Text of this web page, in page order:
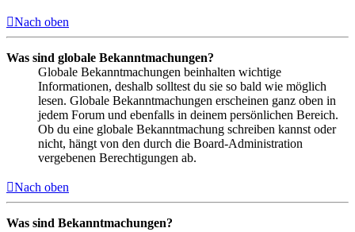
Nach oben
Was sind globale Bekanntmachungen?
Globale Bekanntmachungen beinhalten wichtige
Informationen, deshalb solltest du sie so bald wie möglich
lesen. Globale Bekanntmachungen erscheinen ganz oben in
jedem Forum und ebenfalls in deinem persönlichen Bereich.
Ob du eine globale Bekanntmachung schreiben kannst oder
nicht, hängt von den durch die Board-Administration
vergebenen Berechtigungen ab.
Nach oben
Was sind Bekanntmachungen?